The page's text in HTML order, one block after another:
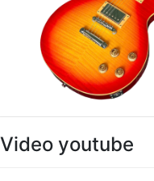
Video youtube